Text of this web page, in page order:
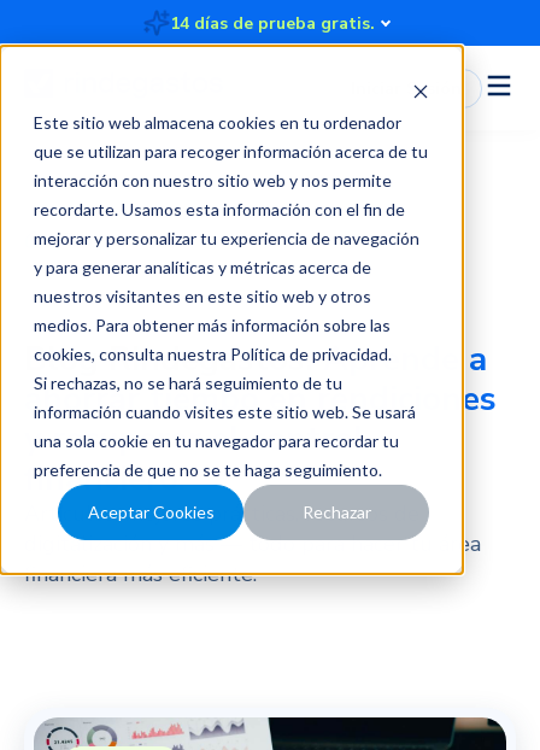
Este sitio web almacena cookies en tu ordenador
que se utilizan para recoger información acerca de tu
interacción con nuestro sitio web y nos permite
recordarte. Usamos esta información con el fin de
mejorar y personalizar tu experiencia de navegación
y para generar analíticas y métricas acerca de
nuestros visitantes en este sitio web y otros
medios. Para obtener más información sobre las
cookies, consulta nuestra Política de privacidad.
Si rechazas, no se hará seguimiento de tu
información cuando visites este sitio web. Se usará
una sola cookie en tu navegador para recordar tu
preferencia de que no se te haga seguimiento.
Aceptar Cookies Rechazar
14 días de prueba gratis.
Iniciar Sesión
Blog
Blog Rindegastos:Aprende a
ahorrar tiempo en rendiciones
y recuperar el control
financiero.
Artículos, mejores prácticas, recursos de
digitalización y más — todo para hacer tu área
financiera más eficiente.